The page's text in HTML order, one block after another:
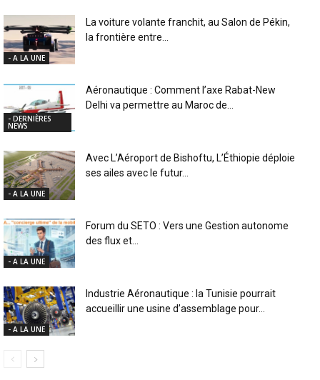
- A LA UNE
La voiture volante franchit, au Salon de Pékin,
la frontière entre...
- DERNIÈRES
NEWS
Aéronautique : Comment l’axe Rabat-New
Delhi va permettre au Maroc de...
- A LA UNE
Avec L’Aéroport de Bishoftu, L’Éthiopie déploie
ses ailes avec le futur...
- A LA UNE
Forum du SETO : Vers une Gestion autonome
des flux et...
- A LA UNE
Industrie Aéronautique : la Tunisie pourrait
accueillir une usine d’assemblage pour...